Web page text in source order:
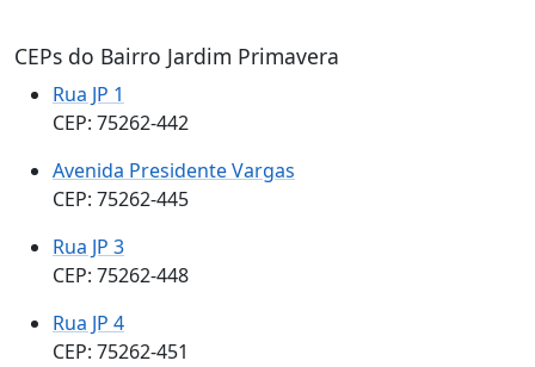
CEPs do Bairro Jardim Primavera
Rua JP 1
CEP: 75262-442
Avenida Presidente Vargas
CEP: 75262-445
Rua JP 3
CEP: 75262-448
Rua JP 4
CEP: 75262-451